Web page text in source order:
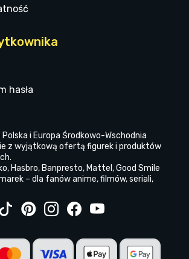
hasła
Polska i Europa Środkowo-Wschodnia
z wyjątkową ofertą figurek i produktów
Hasbro, Banpresto, Mattel, Good Smile
– dla fanów anime, filmów, seriali,